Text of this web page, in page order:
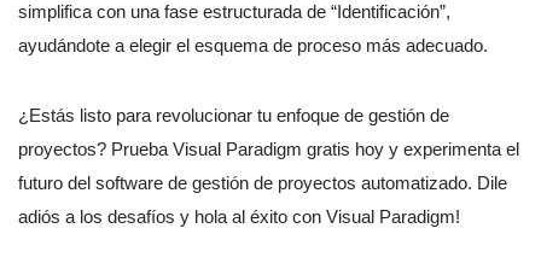
simplifica con una fase estructurada de “Identificación”,
ayudándote a elegir el esquema de proceso más adecuado.
¿Estás listo para revolucionar tu enfoque de gestión de
proyectos? Prueba Visual Paradigm gratis hoy y experimenta el
futuro del software de gestión de proyectos automatizado. Dile
adiós a los desafíos y hola al éxito con Visual Paradigm!